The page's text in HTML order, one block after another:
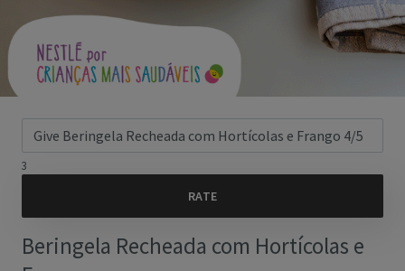
3
Beringela Recheada com Hortícolas e